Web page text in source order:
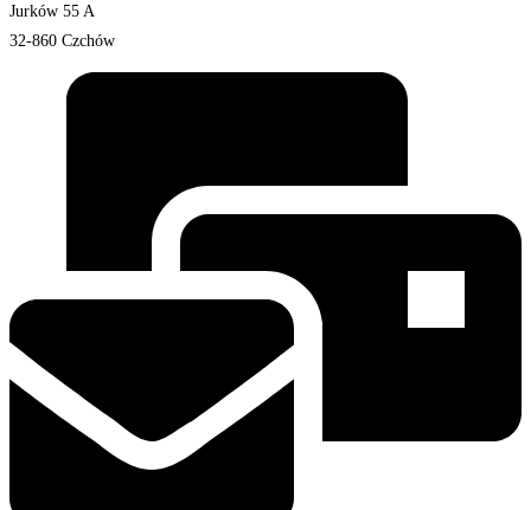
Jurków 55 A
32-860 Czchów